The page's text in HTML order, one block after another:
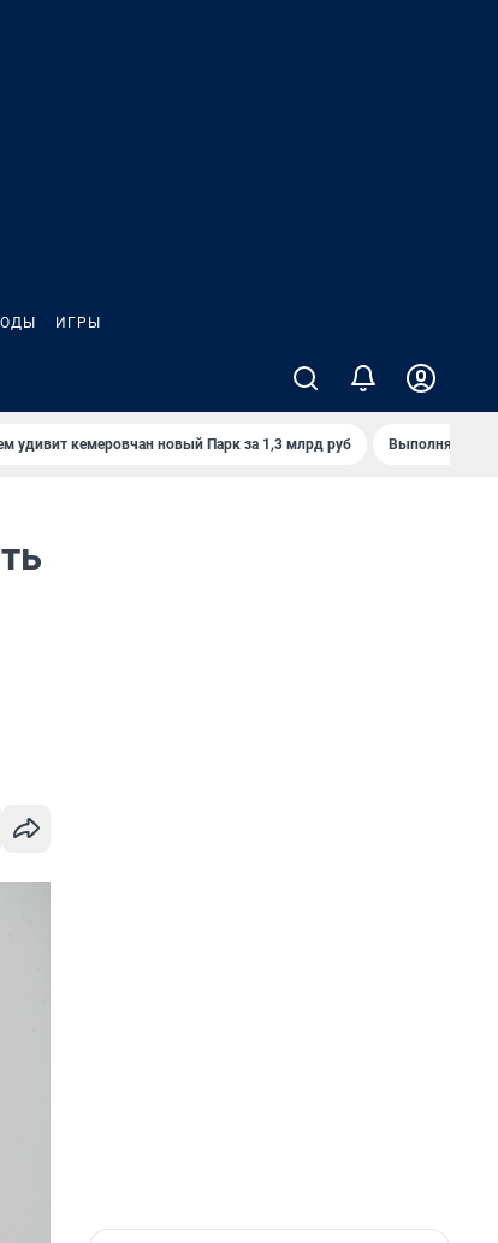
ИГРЫ
удивит кемеровчан новый Парк за 1,3 млрд руб Выполняется